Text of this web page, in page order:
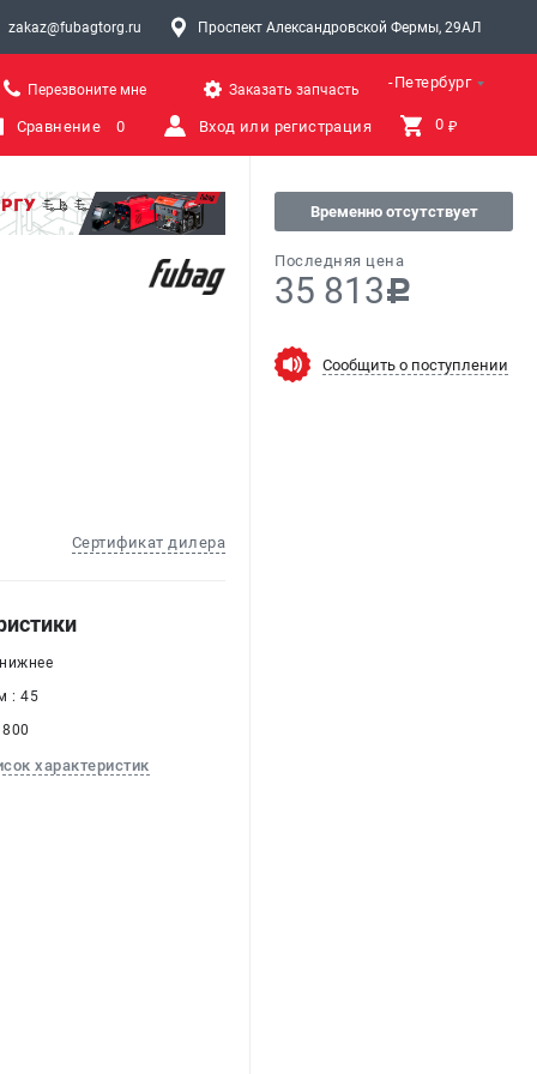
zakaz@fubagtorg.ru Проспект Александровской Фермы, 29АЛ
Санкт-Петербург
Перезвоните мне Заказать запчасть
Сравнение 0 Вход или регистрация 0 ₽
Сертификат дилера
Временно отсутствует
Последняя цена
35 813c
Сообщить о поступлении
: 45
характеристик